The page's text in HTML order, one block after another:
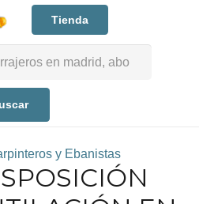
Tienda
y Ebanistas